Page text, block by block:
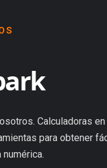
Calculadoras
para obtener